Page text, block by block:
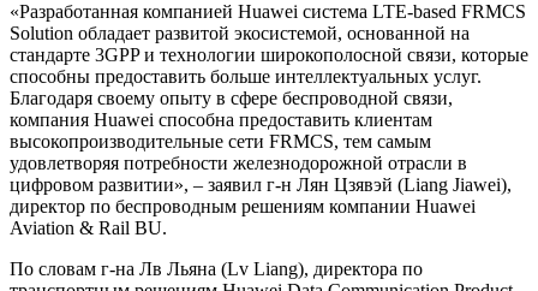
«Разработанная компанией Huawei система LTE-based FRMCS
Solution обладает развитой экосистемой, основанной на
стандарте 3GPP и технологии широкополосной связи, которые
способны предоставить больше интеллектуальных услуг.
Благодаря своему опыту в сфере беспроводной связи,
компания Huawei способна предоставить клиентам
высокопроизводительные сети FRMCS, тем самым
удовлетворяя потребности железнодорожной отрасли в
цифровом развитии», – заявил г-н Лян Цзявэй (Liang Jiawei),
директор по беспроводным решениям компании Huawei
Aviation & Rail BU.
По словам г-на Лв Льяна (Lv Liang), директора по